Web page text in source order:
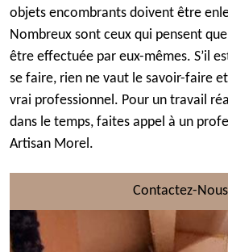
objets encombrants doivent être
Nombreux sont ceux qui pensent
être effectuée par eux-mêmes. S’il
se faire, rien ne vaut le savoir-faire et
vrai professionnel. Pour un travail
dans le temps, faites appel à un
Artisan Morel.
Contactez-Nous